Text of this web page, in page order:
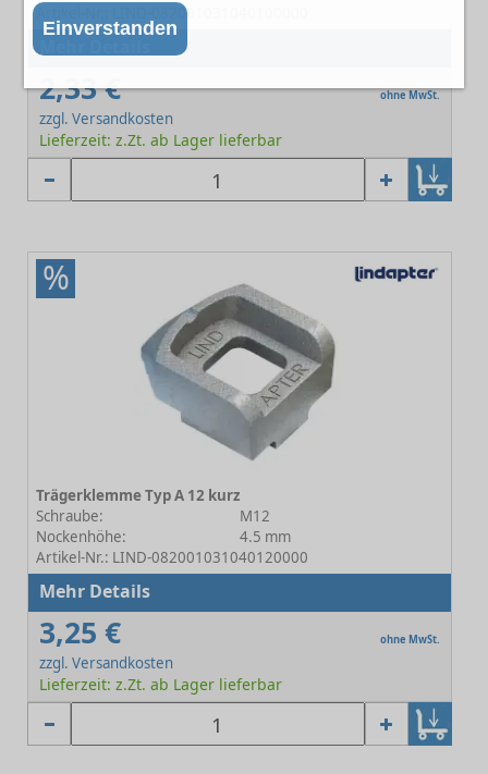
Einverstanden
Artikel-Nr.: LIND-082001031040100000
2,33 € ohne MwSt.
zzgl. Versandkosten
Lieferzeit: z.Zt. ab Lager lieferbar
%
Trägerklemme Typ A 12 kurz
Schraube:
M12
Nockenhöhe:
4.5 mm
Artikel-Nr.: LIND-082001031040120000
Mehr Details
3,25 € ohne MwSt.
zzgl. Versandkosten
Lieferzeit: z.Zt. ab Lager lieferbar